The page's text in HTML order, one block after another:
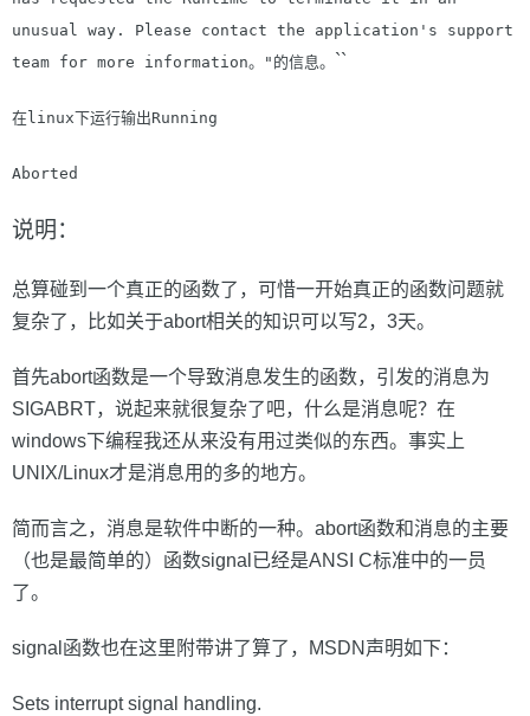
unusual way. Please contact the application's support
team for more information。"的信息。 ``
在 linux下运行输出Running
Aborted
说明：
总算碰到一个真正的函数了，可惜一开始真正的函数问题就
复杂了，比如关于abort相关的知识可以写2，3天。
首先abort函数是一个导致消息发生的函数，引发的消息为
SIGABRT，说起来就很复杂了吧，什么是消息呢？在
windows下编程我还从来没有用过类似的东西。事实上
UNIX/Linux才是消息用的多的地方。
简而言之，消息是软件中断的一种。abort函数和消息的主要
（也是最简单的）函数signal已经是ANSI C标准中的一员
了。
signal函数也在这里附带讲了算了，MSDN声明如下：
Sets interrupt signal handling.